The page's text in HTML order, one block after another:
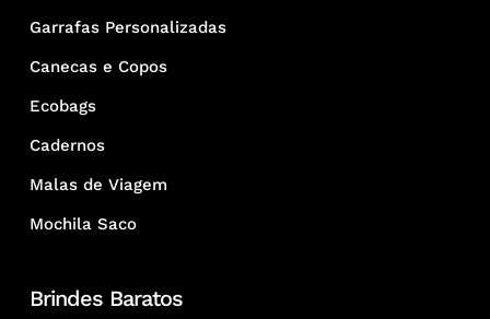
Garrafas Personalizadas
Canecas e Copos
Ecobags
Cadernos
Malas de Viagem
Mochila Saco
Brindes Baratos